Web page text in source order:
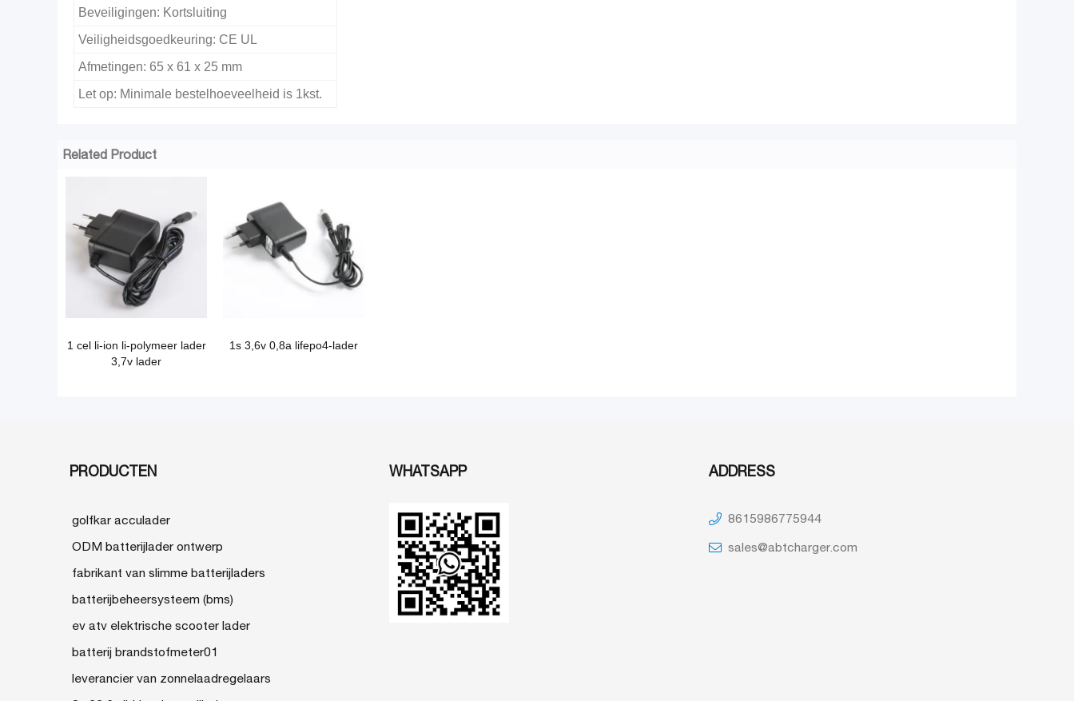
Beveiligingen: Kortsluiting
Veiligheidsgoedkeuring: CE UL
Afmetingen: 65 x 61 x 25 mm
Let op: Minimale bestelhoeveelheid is 1kst.
Related Product
1 cel li-ion li-polymeer lader
3,7v lader
1s 3,6v 0,8a lifepo4-lader
PRODUCTEN
golfkar acculader
ODM batterijlader ontwerp
fabrikant van slimme batterijladers
batterijbeheersysteem (bms)
ev atv elektrische scooter lader
batterij brandstofmeter01
leverancier van zonnelaadregelaars
WHATSAPP ADDRESS
8615986775944
sales@abtcharger.com